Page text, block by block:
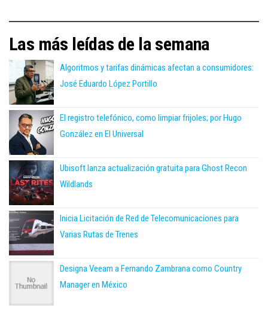
Las más leídas de la semana
Algoritmos y tarifas dinámicas afectan a consumidores:
José Eduardo López Portillo
El registro telefónico, como limpiar frijoles; por Hugo
González en El Universal
Ubisoft lanza actualización gratuita para Ghost Recon
Wildlands
Inicia Licitación de Red de Telecomunicaciones para
Varias Rutas de Trenes
Designa Veeam a Fernando Zambrana como Country
Manager en México